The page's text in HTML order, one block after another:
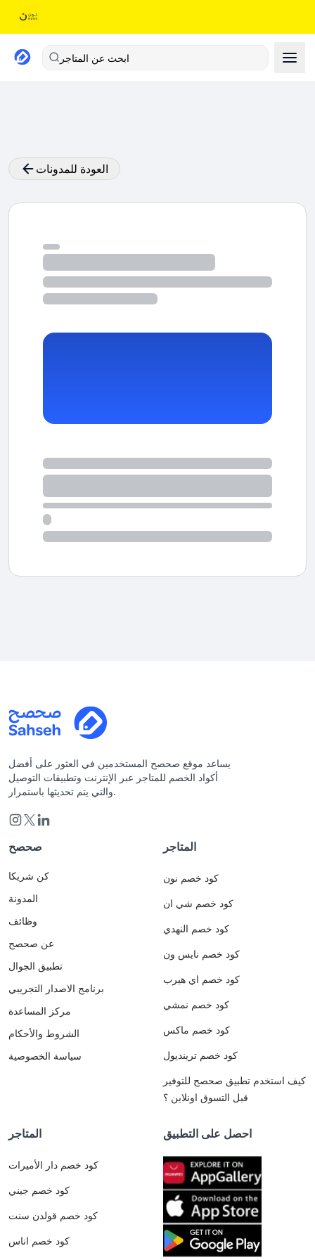
ابحث عن المتاجر
العودة للمدونات
يساعد موقع صحصح المستخدمين في العثور على أفضل
أكواد الخصم للمتاجر عبر الإنترنت وتطبيقات التوصيل
والتي يتم تحديثها باستمرار.
صحصح
كن شريكا
المدونة
وظائف
عن صحصح
تطبيق الجوال
برنامج الاصدار التجريبي
مركز المساعدة
الشروط والأحكام
سياسة الخصوصية
المتاجر
كود خصم نون
كود خصم شي ان
كود خصم النهدي
كود خصم نايس ون
كود خصم اي هيرب
كود خصم نمشي
كود خصم ماكس
كود خصم ترينديول
كيف استخدم تطبيق صحصح للتوفير
قبل التسوق اونلاين ؟
المتاجر
كود خصم دار الأميرات
كود خصم جيني
كود خصم قولدن سنت
كود خصم اناس
احصل على التطبيق